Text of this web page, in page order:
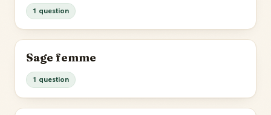
1 question
Sage femme
1 question